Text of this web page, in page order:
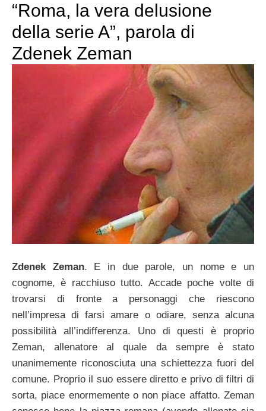
“Roma, la vera delusione
della serie A”, parola di
Zdenek Zeman
Zdenek Zeman. E in due parole, un nome e un
cognome, è racchiuso tutto. Accade poche volte di
trovarsi di fronte a personaggi che riescono
nell’impresa di farsi amare o odiare, senza alcuna
possibilità all’indifferenza. Uno di questi è proprio
Zeman, allenatore al quale da sempre è stato
unanimemente riconosciuta una schiettezza fuori del
comune. Proprio il suo essere diretto e privo di filtri di
sorta, piace enormemente o non piace affatto. Zeman